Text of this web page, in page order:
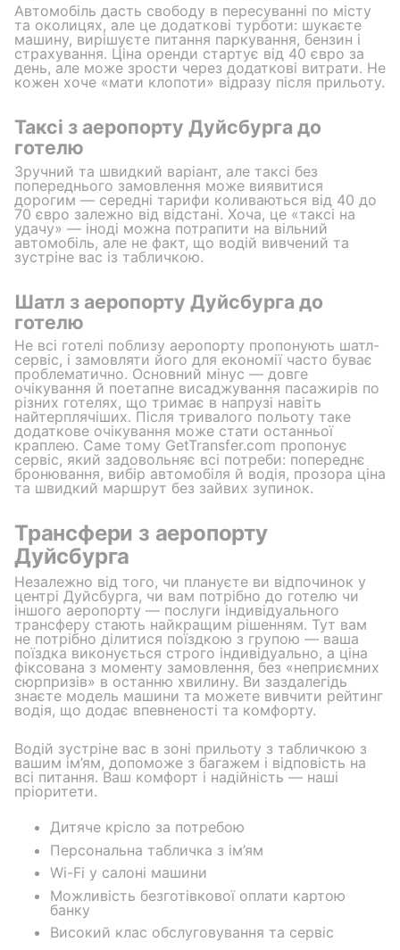
Автомобіль дасть свободу в пересуванні по місту
та околицях, але це додаткові турботи: шукаєте
машину, вирішуєте питання паркування, бензин і
страхування. Ціна оренди стартує від 40 євро за
день, але може зрости через додаткові витрати. Не
кожен хоче «мати клопоти» відразу після прильоту.
Таксі з аеропорту Дуйсбурга до
готелю
Зручний та швидкий варіант, але таксі без
попереднього замовлення може виявитися
дорогим — середні тарифи коливаються від 40 до
70 євро залежно від відстані. Хоча, це «таксі на
удачу» — іноді можна потрапити на вільний
автомобіль, але не факт, що водій вивчений та
зустріне вас із табличкою.
Шатл з аеропорту Дуйсбурга до
готелю
Не всі готелі поблизу аеропорту пропонують шатл-
сервіс, і замовляти його для економії часто буває
проблематично. Основний мінус — довге
очікування й поетапне висаджування пасажирів по
різних готелях, що тримає в напрузі навіть
найтерплячіших. Після тривалого польоту таке
додаткове очікування може стати останньої
краплею. Саме тому GetTransfer.com пропонує
сервіс, який задовольняє всі потреби: попереднє
бронювання, вибір автомобіля й водія, прозора ціна
та швидкий маршрут без зайвих зупинок.
Трансфери з аеропорту
Дуйсбурга
Незалежно від того, чи плануєте ви відпочинок у
центрі Дуйсбурга, чи вам потрібно до готелю чи
іншого аеропорту — послуги індивідуального
трансферу стають найкращим рішенням. Тут вам
не потрібно ділитися поїздкою з групою — ваша
поїздка виконується строго індивідуально, а ціна
фіксована з моменту замовлення, без «неприємних
сюрпризів» в останню хвилину. Ви заздалегідь
знаєте модель машини та можете вивчити рейтинг
водія, що додає впевненості та комфорту.
Водій зустріне вас в зоні прильоту з табличкою з
вашим ім’ям, допоможе з багажем і відповість на
всі питання. Ваш комфорт і надійність — наші
пріоритети.
Дитяче крісло за потребою
Персональна табличка з ім’ям
Wi-Fi у салоні машини
Можливість безготівкової оплати картою
банку
Високий клас обслуговування та сервіс